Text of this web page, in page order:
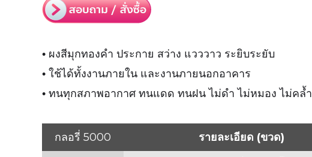
• ผงสีมุกทองคำ ประกาย สว่าง แวววาว ระยิบระยับ
• ใช้ได้ทั้งงานภายใน และงานภายนอกอาคาร
• ทนทุกสภาพอากาศ ทนแดด ทนฝน ไม่ดำ ไม่หมอง ไม่คล้ำ
กลอรี่ 5000 รายละเอียด (ขวด)